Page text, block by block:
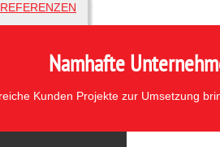
Namhafte
Kunden Projekte zur Umsetzung